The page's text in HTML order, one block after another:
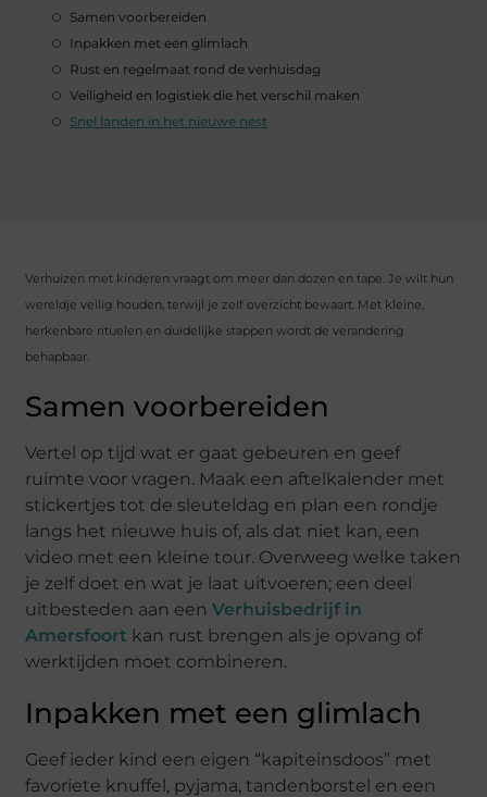
Samen voorbereiden
Inpakken met een glimlach
Rust en regelmaat rond de verhuisdag
Veiligheid en logistiek die het verschil maken
Snel landen in het nieuwe nest
Verhuizen met kinderen vraagt om meer dan dozen en tape. Je wilt hun
wereldje veilig houden, terwijl je zelf overzicht bewaart. Met kleine,
herkenbare rituelen en duidelijke stappen wordt de verandering
behapbaar.
Samen voorbereiden
Vertel op tijd wat er gaat gebeuren en geef
ruimte voor vragen. Maak een aftelkalender met
stickertjes tot de sleuteldag en plan een rondje
langs het nieuwe huis of, als dat niet kan, een
video met een kleine tour. Overweeg welke taken
je zelf doet en wat je laat uitvoeren; een deel
uitbesteden aan eenVerhuisbedrijf in
Amersfoort kan rust brengen als je opvang of
werktijden moet combineren.
Inpakken met een glimlach
Geef ieder kind een eigen “kapiteinsdoos” met
favoriete knuffel, pyjama, tandenborstel en een